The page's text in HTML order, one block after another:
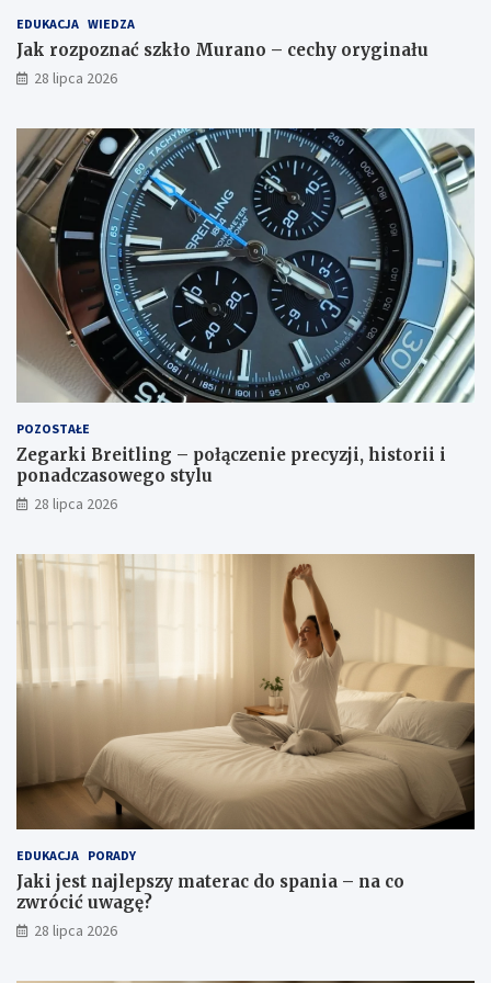
EDUKACJA WIEDZA
Jak rozpoznać szkło Murano – cechy oryginału
28 lipca 2026
POZOSTAŁE
Zegarki Breitling – połączenie precyzji, historii i
ponadczasowego stylu
28 lipca 2026
EDUKACJA PORADY
Jaki jest najlepszy materac do spania – na co
zwrócić uwagę?
28 lipca 2026